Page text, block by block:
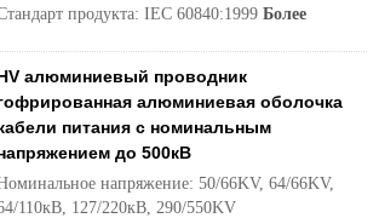
продукта: IEC 60840:1999 Более
алюминиевый проводник
алюминиевая оболочка
питания с номинальным
до 500кВ
напряжение: 50/66KV, 64/66KV,
110кВ, 127/220кВ, 290/550KV